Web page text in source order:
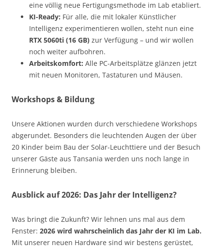
eine völlig neue Fertigungsmethode im Lab etabliert.
KI-Ready: Für alle, die mit lokaler Künstlicher
Intelligenz experimentieren wollen, steht nun eine
RTX 5060ti (16 GB) zur Verfügung – und wir wollen
noch weiter aufbohren.
Arbeitskomfort: Alle PC-Arbeitsplätze glänzen jetzt
mit neuen Monitoren, Tastaturen und Mäusen.
Workshops & Bildung
Unsere Aktionen wurden durch verschiedene Workshops
abgerundet. Besonders die leuchtenden Augen der über
20 Kinder beim Bau der Solar-Leuchttiere und der Besuch
unserer Gäste aus Tansania werden uns noch lange in
Erinnerung bleiben.
Ausblick auf 2026: Das Jahr der Intelligenz?
Was bringt die Zukunft? Wir lehnen uns mal aus dem
Fenster: 2026 wird wahrscheinlich das Jahr der KI im Lab.
Mit unserer neuen Hardware sind wir bestens gerüstet,